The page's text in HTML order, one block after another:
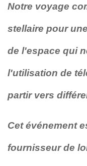
Notre voyage
stellaire pour
de l'espace qui
l'utilisation de
partir vers
Cet événement
fournisseur de